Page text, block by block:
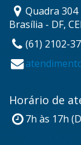
Quadra
Brasília - DF,
(61) 2102-
Horário de
7h às 17h